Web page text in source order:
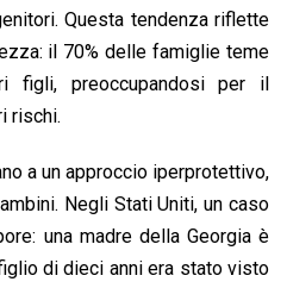
Questa tendenza riflette
il 70% delle famiglie teme
figli, preoccupandosi per il
rischi.
a un approccio iperprotettivo,
Negli Stati Uniti, un caso
una madre della Georgia è
di dieci anni era stato visto